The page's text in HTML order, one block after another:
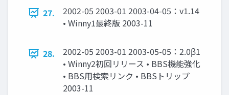
27.
2002-05 2003-01 2003-04-05：v1.14
• Winny1最終版 2003-11
28.
2002-05 2003-01 2003-05-05：2.0β1
• Winny2初回リリース • BBS機能強化
• BBS用検索リンク • BBSトリップ
2003-11